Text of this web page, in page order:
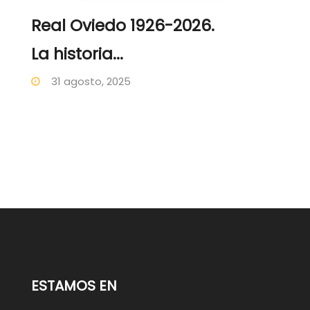
Real Oviedo 1926-2026.
La historia...
31 agosto, 2025
ESTAMOS EN